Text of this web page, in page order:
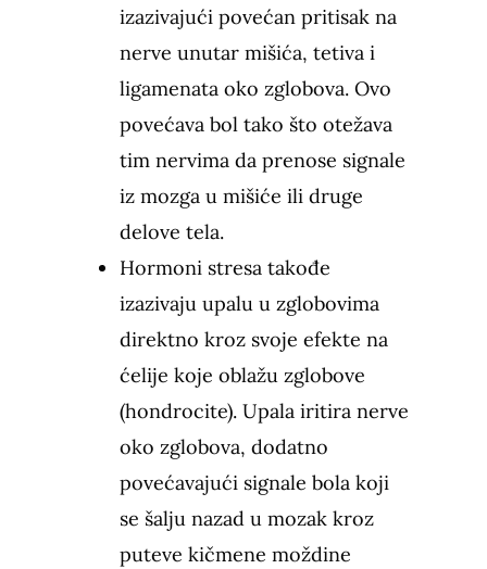
izazivajući povećan pritisak na
nerve unutar mišića, tetiva i
ligamenata oko zglobova. Ovo
povećava bol tako što otežava
tim nervima da prenose signale
iz mozga u mišiće ili druge
delove tela.
Hormoni stresa takođe
izazivaju upalu u zglobovima
direktno kroz svoje efekte na
ćelije koje oblažu zglobove
(hondrocite). Upala iritira nerve
oko zglobova, dodatno
povećavajući signale bola koji
se šalju nazad u mozak kroz
puteve kičmene moždine